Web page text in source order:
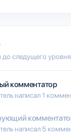
следущего уровня
комментатор
написал 1
написал 5